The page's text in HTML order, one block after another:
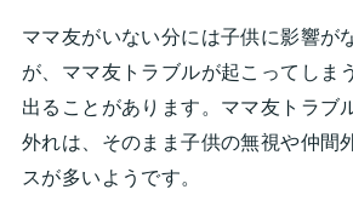
ママ友がいない分には子供に影響が
が、ママ友トラブルが起こってしま
出ることがあります。ママ友トラブ
外れは、そのまま子供の無視や仲間
スが多いようです。